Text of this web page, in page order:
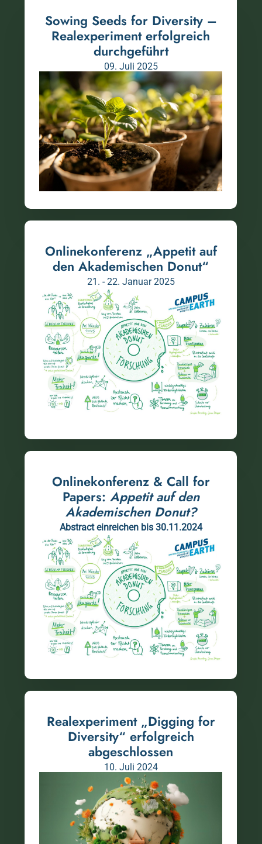
Sowing Seeds for Diversity –
Realexperiment erfolgreich
durchgeführt
09. Juli 2025
Onlinekonferenz „Appetit auf
den Akademischen Donut“
21. - 22. Januar 2025
Onlinekonferenz & Call for
Papers: Appetit auf den
Akademischen Donut?
Abstract einreichen bis 30.11.2024
Realexperiment „Digging for
Diversity“ erfolgreich
abgeschlossen ​
10. Juli 2024